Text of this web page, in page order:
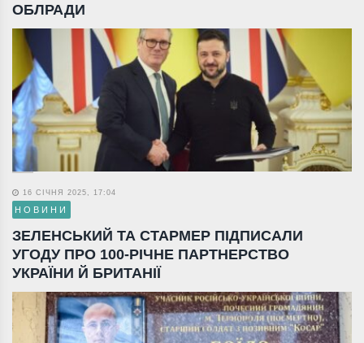
ОБЛРАДИ
16 СІЧНЯ 2025, 17:04
НОВИНИ
ЗЕЛЕНСЬКИЙ ТА СТАРМЕР ПІДПИСАЛИ
УГОДУ ПРО 100-РІЧНЕ ПАРТНЕРСТВО
УКРАЇНИ Й БРИТАНІЇ